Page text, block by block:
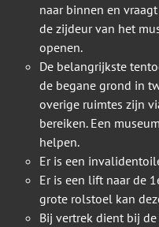
naar binnen en
de zijdeur van het
openen.
De belangrijkste
de begane grond in
overige ruimtes zijn
bereiken. Een
helpen.
Er is een
Er is een lift naar de
grote rolstoel kan
Bij vertrek dient bij